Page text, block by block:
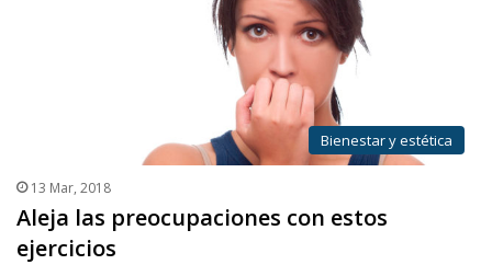
Bienestar y estética
13 Mar, 2018
Aleja las preocupaciones con estos
ejercicios